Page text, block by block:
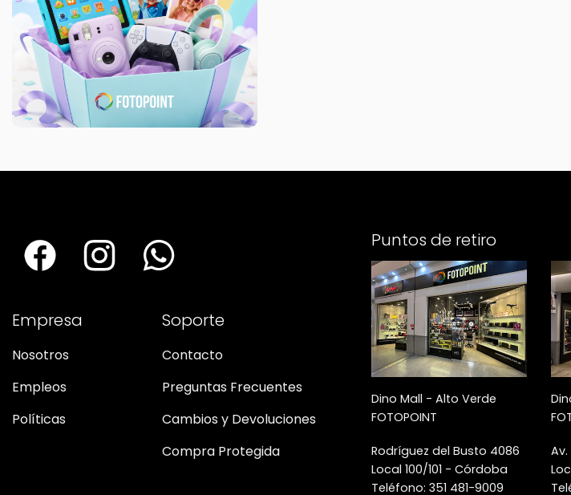
Empresa
Nosotros
Empleos
Políticas
Soporte
Contacto
Preguntas Frecuentes
Cambios y Devoluciones
Compra Protegida
Puntos de retiro
Dino Mall - Alto Verde
FOTOPOINT
Rodríguez del Busto 4086
Local 100/101 - Córdoba
Teléfono: 351 481-9009